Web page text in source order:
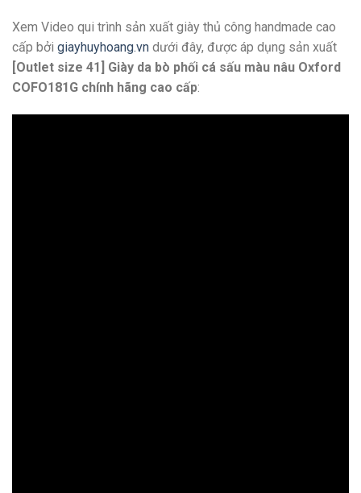
Xem Video qui trình sản xuất giày thủ công handmade cao
cấp bởi giayhuyhoang.vn dưới đây, được áp dụng sản xuất
[Outlet size 41] Giày da bò phối cá sấu màu nâu Oxford
COFO181G chính hãng cao cấp: